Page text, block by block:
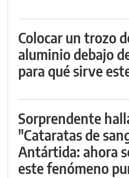
Colocar un trozo
aluminio debajo
para qué sirve
Sorprendente
"Cataratas de
Antártida: ahora
este fenómeno